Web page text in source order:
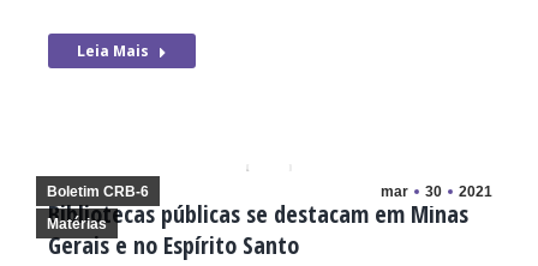
Leia Mais
mar 30 2021
Boletim CRB-6
Matérias
Bibliotecas públicas se destacam em Minas
Gerais e no Espírito Santo